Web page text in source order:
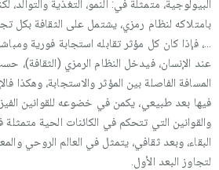
البيولوجية، متمثلة في: النمو، التغذية
بامتلاكه لنظام رمزي، يشتمل على الثقافة بكل
…، فإذا كان كل مؤثر تقابله استجابة فورية
عند الإنسان، فيدخل النظام الرمزي (الثقافة)،
المسافة الفاصلة بين المؤثر والاستجابة، وهكذا
فيها بعد طبيعي، يكمن في خضوعه للقوانين
والقوانين التي تتحكم في الكائنات الحية متمثلة
البقاء، وبعد ثقافي، يتمثل في العالم الروحي
لتجاوز البعد الأول.